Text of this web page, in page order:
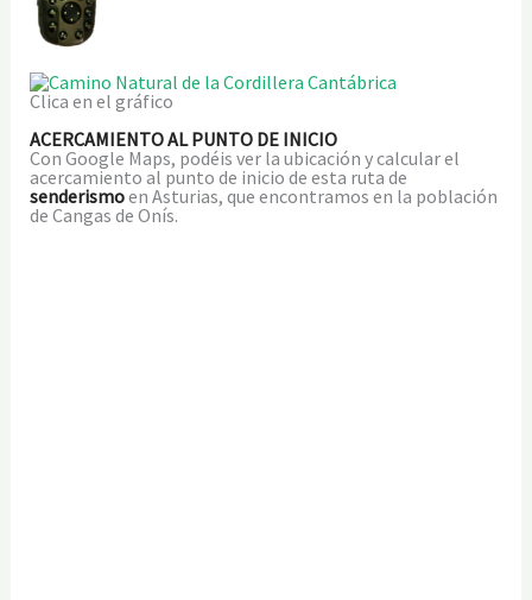
Clica en el gráfico
ACERCAMIENTO AL PUNTO DE INICIO
Con Google Maps, podéis ver la ubicación y calcular el
acercamiento al punto de inicio de esta ruta de
senderismoen Asturias, que encontramos en la población
de Cangas de Onís.